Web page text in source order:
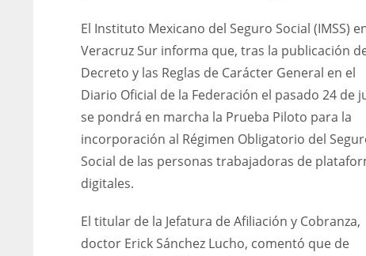
El Instituto Mexicano del Seguro Social (IMSS)
Veracruz Sur informa que, tras la publicación
Decreto y las Reglas de Carácter General en el
Diario Oficial de la Federación el pasado 24 de
se pondrá en marcha la Prueba Piloto para la
incorporación al Régimen Obligatorio del
Social de las personas trabajadoras de
digitales.
El titular de la Jefatura de Afiliación y Cobranza,
doctor Erick Sánchez Lucho, comentó que de